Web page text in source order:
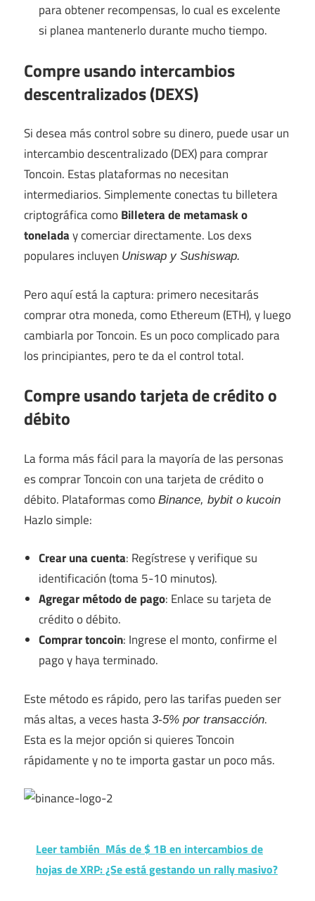
para obtener recompensas, lo cual es excelente
si planea mantenerlo durante mucho tiempo.
Compre usando intercambios
descentralizados (DEXS)
Si desea más control sobre su dinero, puede usar un
intercambio descentralizado (DEX) para comprar
Toncoin. Estas plataformas no necesitan
intermediarios. Simplemente conectas tu billetera
criptográfica como Billetera de metamask o
toneladay comerciar directamente. Los dexs
populares incluyen Uniswap y Sushiswap.
Pero aquí está la captura: primero necesitarás
comprar otra moneda, como Ethereum (ETH), y luego
cambiarla por Toncoin. Es un poco complicado para
los principiantes, pero te da el control total.
Compre usando tarjeta de crédito o
débito
La forma más fácil para la mayoría de las personas
es comprar Toncoin con una tarjeta de crédito o
débito. Plataformas como Binance, bybit o kucoin
Hazlo simple:
Crear una cuenta: Regístrese y verifique su
identificación (toma 5-10 minutos).
Agregar método de pago: Enlace su tarjeta de
crédito o débito.
Comprar toncoin: Ingrese el monto, confirme el
pago y haya terminado.
Este método es rápido, pero las tarifas pueden ser
más altas, a veces hasta 3-5% por transacción.
Esta es la mejor opción si quieres Toncoin
rápidamente y no te importa gastar un poco más.
Leer también Más de $ 1B en intercambios de
hojas de XRP: ¿Se está gestando un rally masivo?